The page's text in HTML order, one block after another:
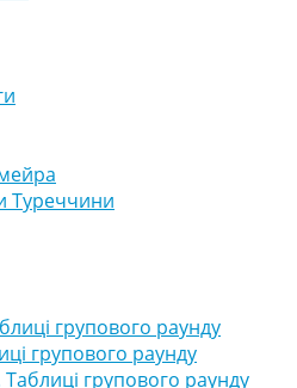
Туреччини
групового раунду
групового раунду
групового раунду